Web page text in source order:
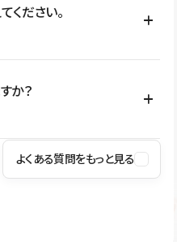
て更新範囲を設計しておく
運用できます。 さらにコン
新作業を進めやすくなりま
ください。
安全に利用できるよう、通信
理、脆弱性対策など、複数の観
しており、悪質なスクリプトの
か？
センターでご確認いただけま
よくある質問をもっと見る